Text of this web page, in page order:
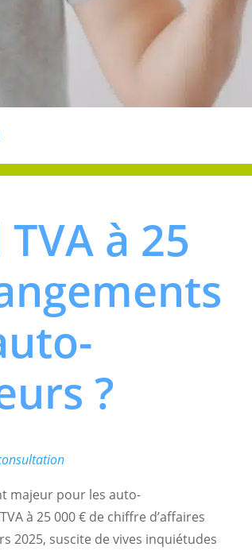
à 25
?
majeur pour les auto-
à 25 000 € de chiffre d’affaires
2025, suscite de vives inquiétudes